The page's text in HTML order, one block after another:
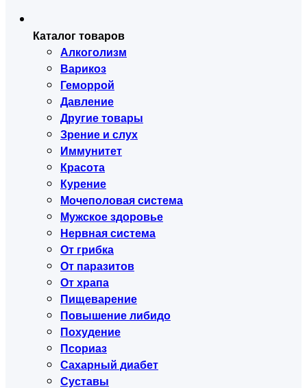
Каталог товаров
Алкоголизм
Варикоз
Геморрой
Давление
Другие товары
Зрение и слух
Иммунитет
Красота
Курение
Мочеполовая система
Мужское здоровье
Нервная система
От грибка
От паразитов
От храпа
Пищеварение
Повышение либидо
Похудение
Псориаз
Сахарный диабет
Суставы